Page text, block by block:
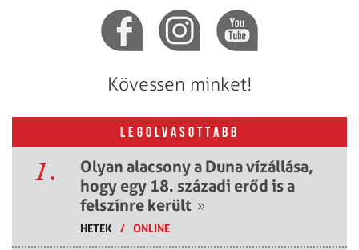
Kövessen minket!
LEGOLVASOTTABB
1.
Olyan alacsony a Duna vízállása,
hogy egy 18. századi erőd is a
felszínre került »
HETEK / ONLINE